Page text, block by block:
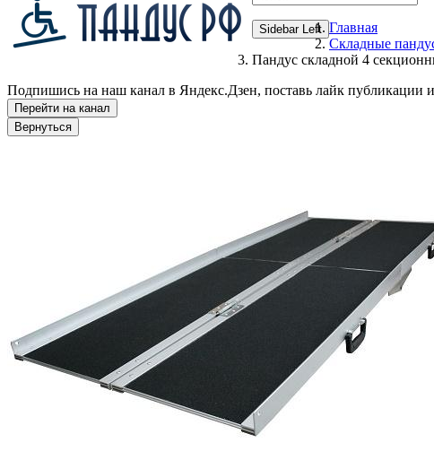
Sidebar Left Главная
Складные
Пандус складной 4
Подпишись на наш канал в Яндекс.Дзен, поставь лайк публикации